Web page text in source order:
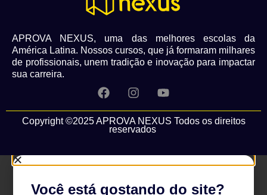
APROVA NEXUS, uma das melhores escolas da
América Latina. Nossos cursos, que já formaram milhares
de profissionais, unem tradição e inovação para impactar
sua carreira.
Copyright ©2025 APROVA NEXUS Todos os direitos
reservados
Você está gostando do site?